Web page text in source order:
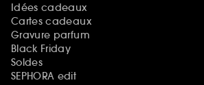
Idées cadeaux
Cartes cadeaux
Gravure parfum
Black Friday
Soldes
SEPHORA edit